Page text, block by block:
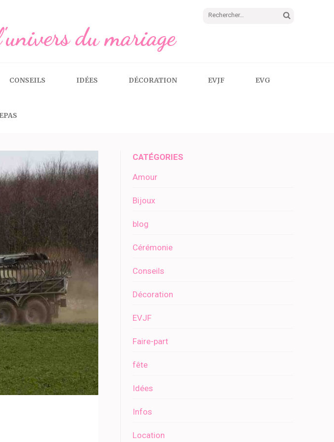
Rechercher :
du mariage
CONSEILS IDÉES DÉCORATION EVJF EVG
CATÉGORIES
Amour
Bijoux
blog
Cérémonie
Conseils
Décoration
EVJF
Faire-part
fête
Idées
Infos
Location